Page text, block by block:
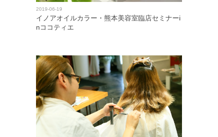
2019-06-19
イノアオイルカラー・熊本美容室臨店セミナーi
nココティエ